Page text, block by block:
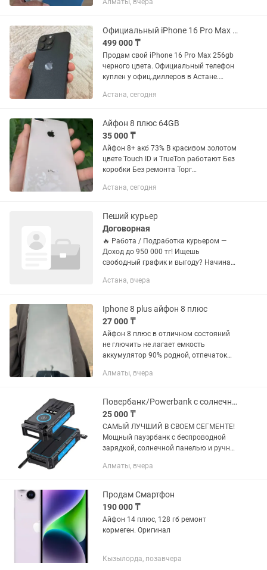
Гарантией Имееться рассрочка Каспи
сумме. Доставка по Всему Казахстану...
Алматы, вчера
Официальный iPhone 16 Pro Max (KZ)
499 000 ₸
Продам свой iPhone 16 Pro Max 256gb
черного цвета. Официальный телефон
куплен у офиц.диллеров в Астане.
с блокировкой IMEI не будет как с
Астана, сегодня
Айфон 8 плюс 64GB
35 000 ₸
Айфон 8+ акб 73% В красивом золотом
цвете Touch ID и TrueTon работают Без
коробки Без ремонта Торг
Астана, сегодня
Пеший курьер
Договорная
🔥 Работа / Подработка курьером —
Доход до 950 000 тг! Ищешь
свободный график и выгоду? Начинай
месяц: • Алматы и Астана: до 600 000
Астана, вчера
Iphone 8 plus айфон 8 плюс
27 000 ₸
Айфон 8 плюс в отличном состояний
не глючить не лагает емкость
аккумулятор 90% родной, отпечаток
работают
Алматы, вчера
Повербанк/Powerbank с солнечными панелями
25 000 ₸
САМЫЙ ЛУЧШИЙ В СВОЕМ СЕГМЕНТЕ!
Мощный пауэрбанк с беспроводной
зарядкой, солнечной панелью и ручной
Беспроводная зарядка Qi до 15W
Алматы, вчера
Продам Смартфон
190 000 ₸
Айфон 14 плюс, 128 гб ремонт
көрмеген. Оригинал
Кызылорда, позавчера